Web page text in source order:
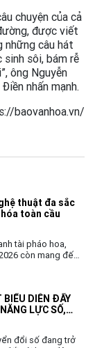
chuyện của cả
được viết
những câu hát
sôi, bám rễ
ông Nguyễn
nhấn mạnh.
baovanhoa.vn/
thuật đa sắc
toàn cầu
tài pháo hoa,
còn mang đến
BIỂU DIỄN ĐẨY
LỰC SỐ,
THỰC THI
đổi số đang trở